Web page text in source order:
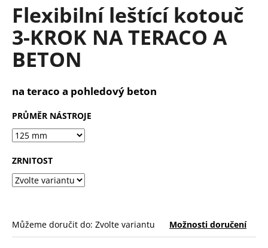
5,0
5
hvězdiček.
Flexibilní leštící kotouč
3-KROK NA TERACO A
BETON
na teraco a pohledový beton
PRŮMĚR NÁSTROJE
ZRNITOST
Můžeme doručit do: Zvolte variantu Možnosti doručení
D
o
p
r
č
u
e
m
e